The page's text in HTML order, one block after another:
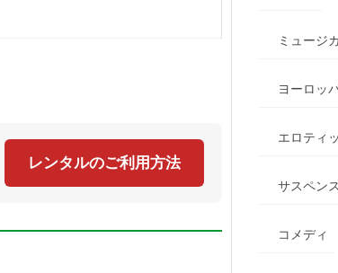
レンタルのご利用方法
ミュージ
ヨーロッ
エロティ
サスペンス
コメディ